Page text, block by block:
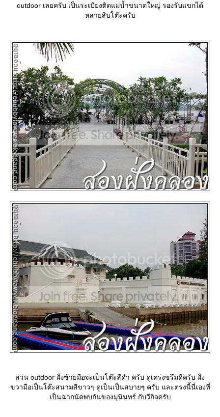
outdoor เลยครับ เป็นระเบียงติดแม่น้ำขนาดใหญ่ รองรับแขกได้
หลายสิบโต๊ะครับ
ส่วน outdoor ฝั่งซ้ายมือจะเป็นโต๊ะสีดำ ครับ ดูเคร่งขรึมดีครับ ฝั่ง
ขวามือเป็นโต๊ะสนามสีขาวๆ ดูเป็นเป็นสบายๆ ครับ และตรงนี้นี่เองที่
เป็นฉากนัดพบกันของมุนินทร์ กับวีกิจครับ